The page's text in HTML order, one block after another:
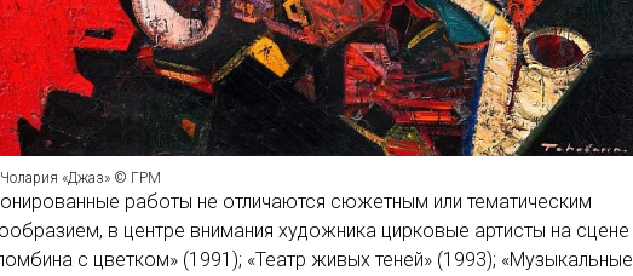
Чолария «Джаз» © ГРМ
работы не отличаются сюжетным или тематическим
в центре внимания художника цирковые артисты на сцене
с цветком» (1991); «Театр живых теней» (1993); «Музыкальные